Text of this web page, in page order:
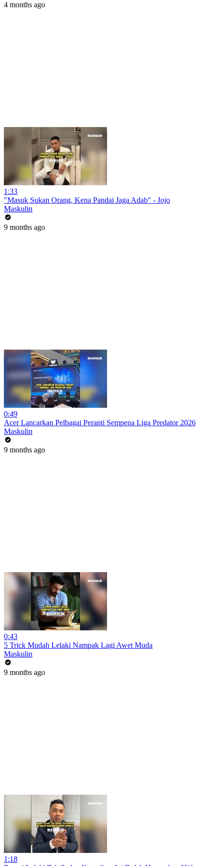
4 months ago
1:33
"Masuk Sukan Orang, Kena Pandai Jaga Adab" - Jojo
Maskulin
9 months ago
0:49
Acer Lancarkan Pelbagai Peranti Sempena Liga Predator 2026
Maskulin
9 months ago
0:43
5 Trick Mudah Lelaki Nampak Lagi Awet Muda
Maskulin
9 months ago
1:18